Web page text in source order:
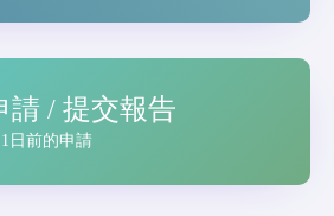
請 / 提交報告
日前的申請